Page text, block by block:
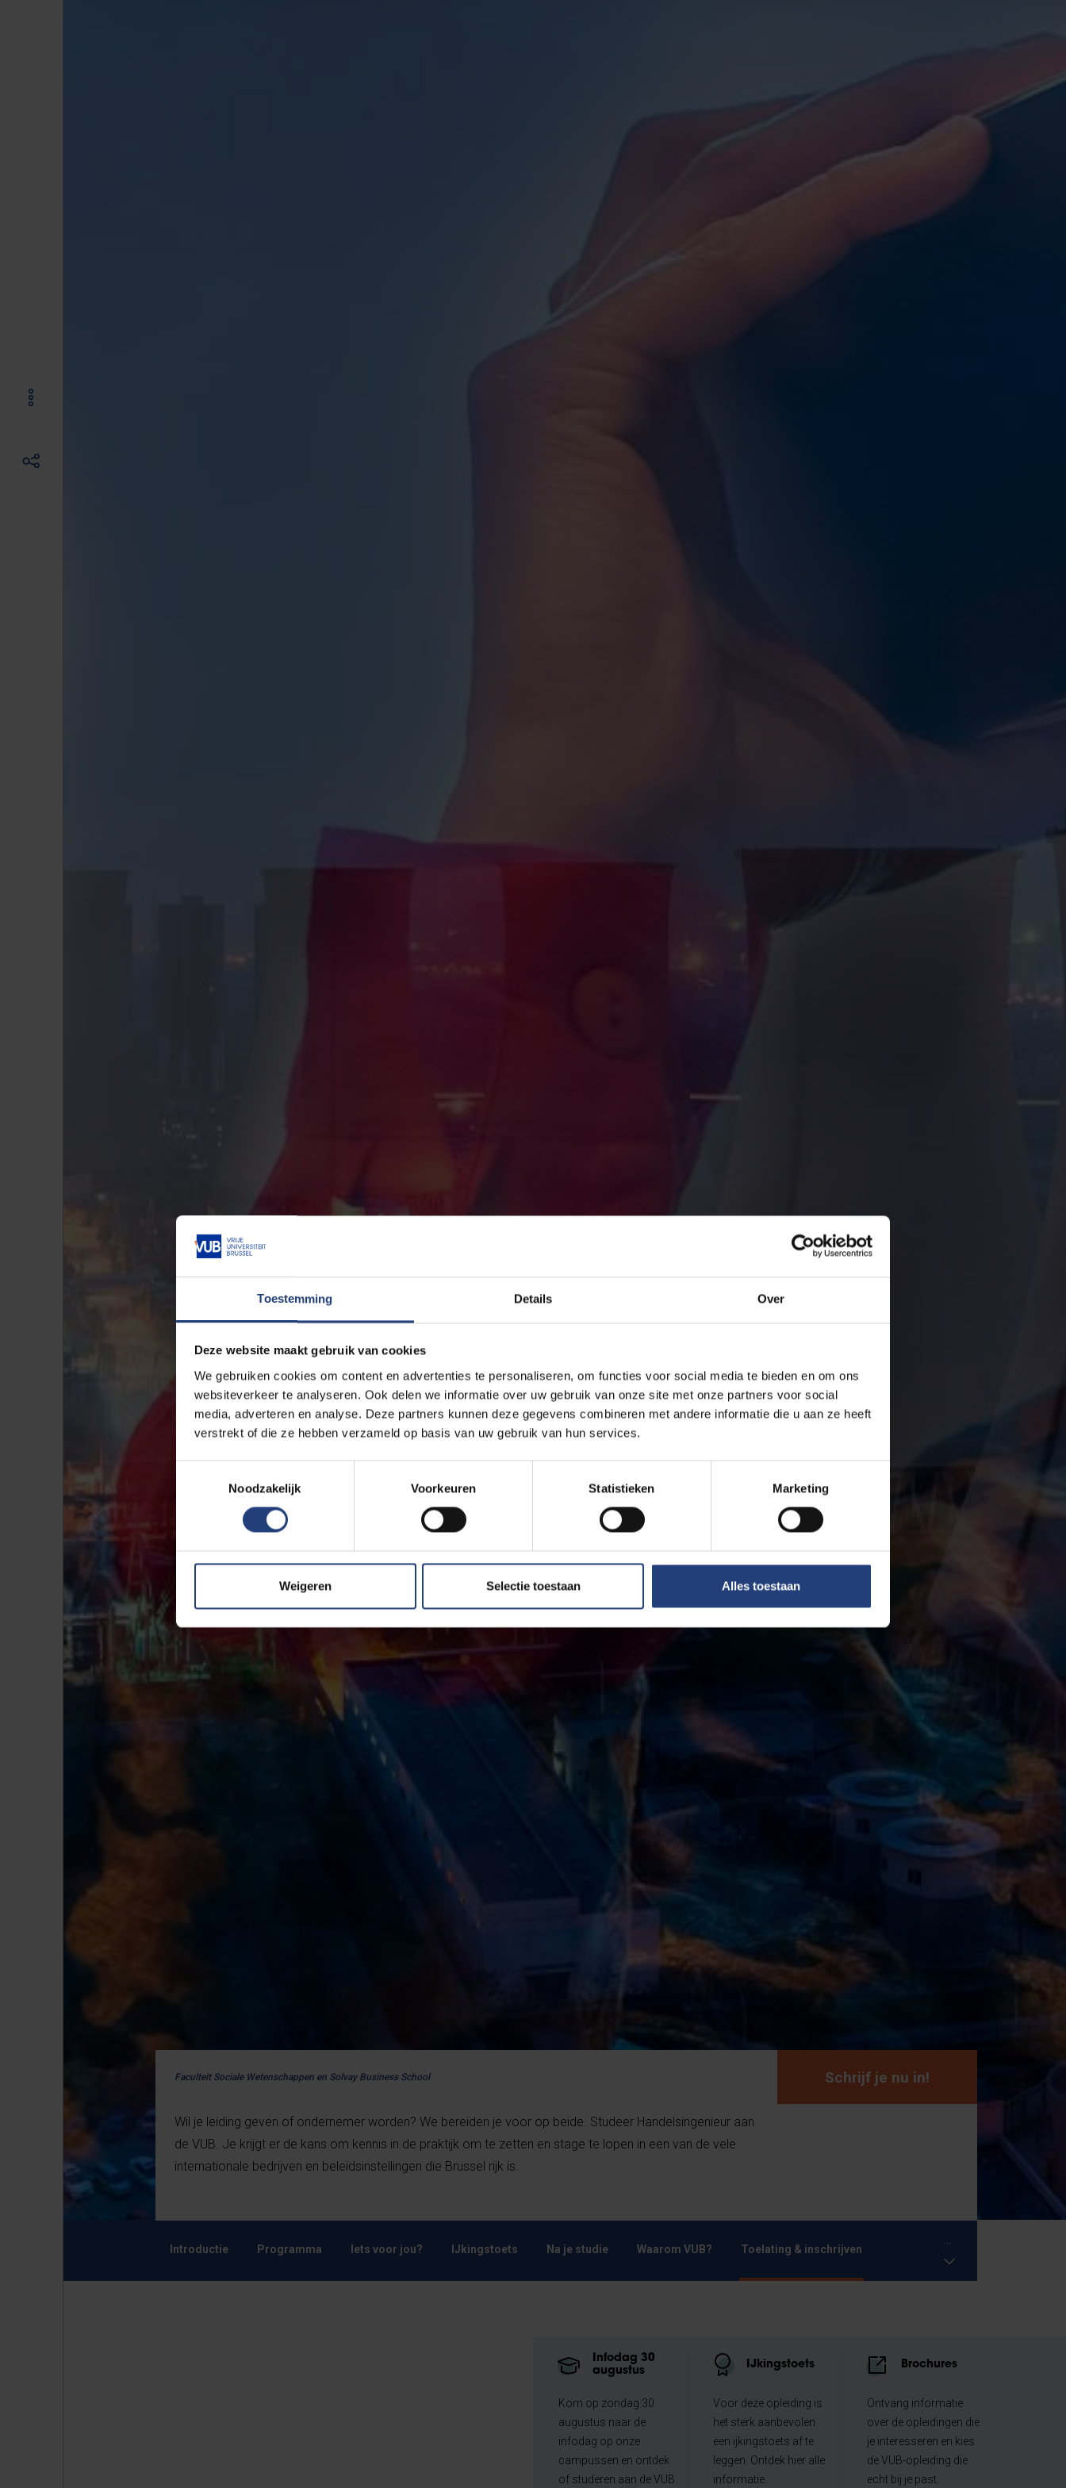
Toestemming Details Over
Deze website maakt gebruik van cookies
We gebruiken cookies om content en advertenties te personaliseren, om functies voor social media te bieden en om ons
websiteverkeer te analyseren. Ook delen we informatie over uw gebruik van onze site met onze partners voor social
media, adverteren en analyse. Deze partners kunnen deze gegevens combineren met andere informatie die u aan ze heeft
verstrekt of die ze hebben verzameld op basis van uw gebruik van hun services.
Noodzakelijk
Voorkeuren Statistieken Marketing
Weigeren Selectie toestaan Alles toestaan
Faculteit Sociale Wetenschappen en Solvay Business School
Wil je leiding geven of ondernemer worden? We bereiden je voor op beide. Studeer Handelsingenieur aan
de VUB. Je krijgt er de kans om kennis in de praktijk om te zetten en stage te lopen in een van de vele
internationale bedrijven en beleidsinstellingen die Brussel rijk is.
Schrijf je nu in!
Introductie Programma Iets voor jou? IJkingstoets Na je studie Waarom VUB? Toelating & inschrijven
...
Infodag 30
augustus
Kom op zondag 30
augustus naar de
infodag op onze
campussen en ontdek
of studeren aan de VUB
IJkingstoets
Voor deze opleiding is
het sterk aanbevolen
een ijkingstoets af te
leggen. Ontdek hier alle
informatie.
Brochures
Ontvang informatie
over de opleidingen die
je interesseren en kies
de VUB-opleiding die
echt bij je past.